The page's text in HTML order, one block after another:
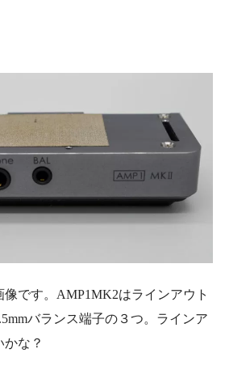
です。AMP1MK2はラインアウト
バランス端子の３つ。ラインア
な？